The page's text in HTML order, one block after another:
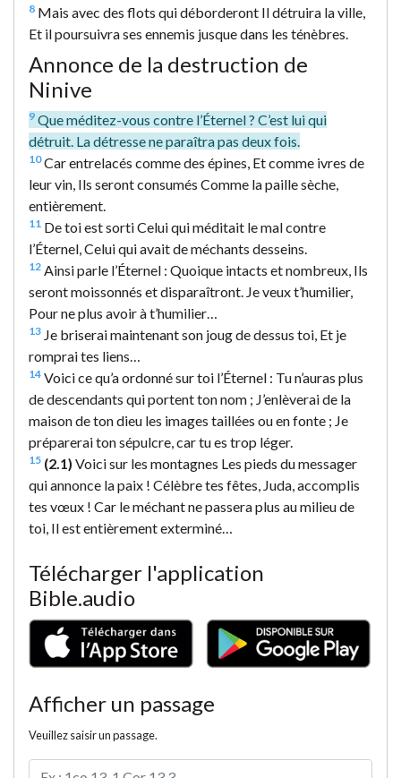
8 Mais avec des flots qui déborderont Il détruira la ville,
Et il poursuivra ses ennemis jusque dans les ténèbres.
Annonce de la destruction de
Ninive
9 Que méditez-vous contre l’Éternel ? C’est lui qui
détruit. La détresse ne paraîtra pas deux fois.
10Car entrelacés comme des épines, Et comme ivres de
leur vin, Ils seront consumés Comme la paille sèche,
entièrement.
11 De toi est sorti Celui qui méditait le mal contre
l’Éternel, Celui qui avait de méchants desseins.
12 Ainsi parle l’Éternel : Quoique intacts et nombreux, Ils
seront moissonnés et disparaîtront. Je veux t’humilier,
Pour ne plus avoir à t’humilier…
13 Je briserai maintenant son joug de dessus toi, Et je
romprai tes liens…
14 Voici ce qu’a ordonné sur toi l’Éternel : Tu n’auras plus
de descendants qui portent ton nom ; J’enlèverai de la
maison de ton dieu les images taillées ou en fonte ; Je
préparerai ton sépulcre, car tu es trop léger.
15 (2.1) Voici sur les montagnes Les pieds du messager
qui annonce la paix ! Célèbre tes fêtes, Juda, accomplis
tes vœux ! Car le méchant ne passera plus au milieu de
toi, Il est entièrement exterminé…
Télécharger l'application
Bible.audio
Afficher un passage
Veuillez saisir un passage.